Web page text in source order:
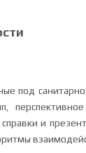
под
и